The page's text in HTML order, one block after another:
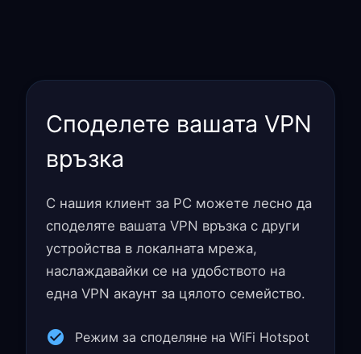
Споделете вашата VPN
връзка
С нашия клиент за PC можете лесно да
споделяте вашата VPN връзка с други
устройства в локалната мрежа,
наслаждавайки се на удобството на
една VPN акаунт за цялото семейство.
Режим за споделяне на WiFi Hotspot